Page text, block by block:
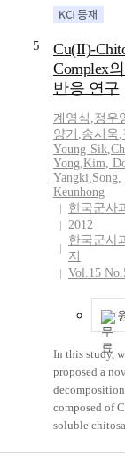
chemical
chlorine gas
potential to
or to be
simulation.
simulation
Eddy
effective
detailed
dispersion
to describe
behavior of
agent mass
for sarin,
and 1.1m for
the maximum
are 0.27 for all
However,
is increased to
5
Cu(II)-
Complex
반응 연구
계영식 ,정우
양기 ,송시욱,
Young-Sik,
Yong,Kim,
Yangki,
Keunhong
한국군사
2012
한국군사
지
Vol.15
In this study,
proposed a
composed of
soluble